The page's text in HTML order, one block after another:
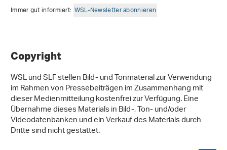
Immer gut informiert: WSL-Newsletter abonnieren
Copyright
WSL und SLF stellen Bild- und Tonmaterial zur Verwendung
im Rahmen von Pressebeiträgen im Zusammenhang mit
dieser Medienmitteilung kostenfrei zur Verfügung. Eine
Übernahme dieses Materials in Bild-, Ton- und/oder
Videodatenbanken und ein Verkauf des Materials durch
Dritte sind nicht gestattet.